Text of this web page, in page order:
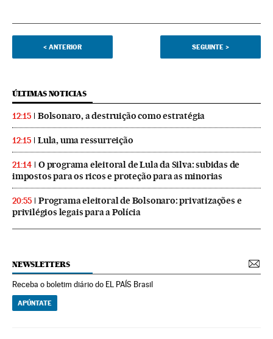
< ANTERIOR SEGUINTE >
ÚLTIMAS NOTICIAS
12:15 Bolsonaro, a destruição como estratégia
12:15 Lula, uma ressurreição
21:14
O programa eleitoral de Lula da Silva: subidas de
impostos para os ricos e proteção para as minorias
20:55
Programa eleitoral de Bolsonaro: privatizações e
privilégios legais para a Polícia
NEWSLETTERS
Receba o boletim diário do EL PAÍS Brasil
APÚNTATE